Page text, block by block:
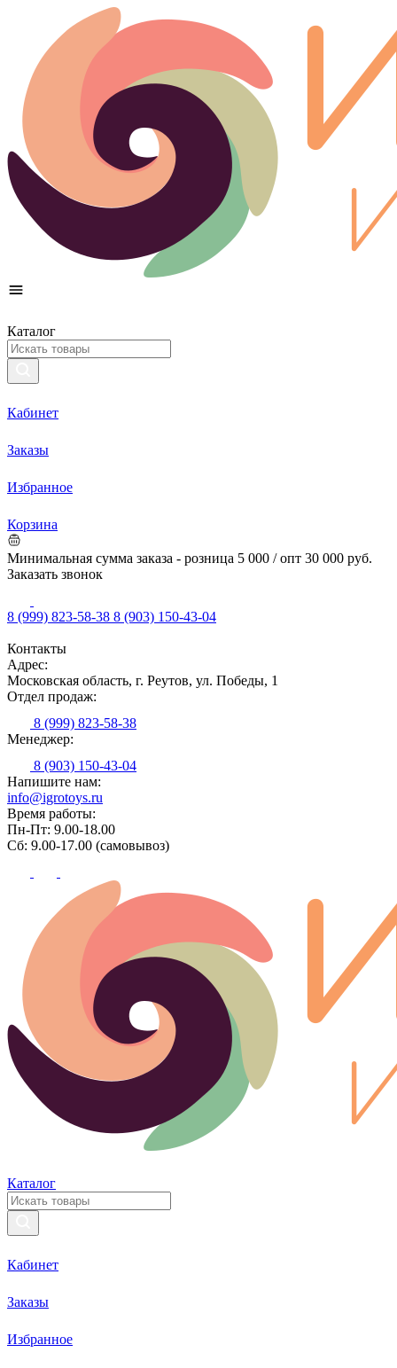
Каталог
Кабинет
Заказы
Избранное
Корзина
Минимальная сумма заказа - розница 5 000 / опт 30 000 руб.
Заказать звонок
8 (999) 823-58-38 8 (903) 150-43-04
Контакты
Адрес:
Московская область, г. Реутов, ул. Победы, 1
Отдел продаж:
8 (999) 823-58-38
Менеджер:
8 (903) 150-43-04
Напишите нам:
info@igrotoys.ru
Время работы:
Пн-Пт: 9.00-18.00
Сб: 9.00-17.00 (самовывоз)
Каталог
Кабинет
Заказы
Избранное